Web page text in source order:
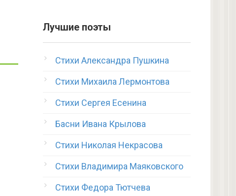
Лучшие поэты
Стихи Александра Пушкина
Стихи Михаила Лермонтова
Стихи Сергея Есенина
Басни Ивана Крылова
Стихи Николая Некрасова
Стихи Владимира Маяковского
Стихи Федора Тютчева